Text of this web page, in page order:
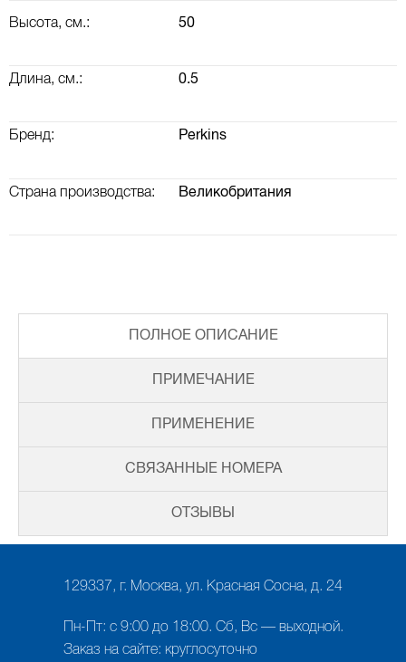
Высота, см.: 50
Длина, см.: 0.5
Бренд: Perkins
Страна производства: Великобритания
ПОЛНОЕ ОПИСАНИЕ
ПРИМЕЧАНИЕ
ПРИМЕНЕНИЕ
СВЯЗАННЫЕ НОМЕРА
ОТЗЫВЫ
129337, г. Москва, ул. Красная Сосна, д. 24
Пн-Пт: с 9:00 до 18:00. Сб, Вс — выходной.
Заказ на сайте: круглосуточно